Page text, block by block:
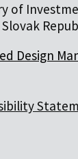
of
Design